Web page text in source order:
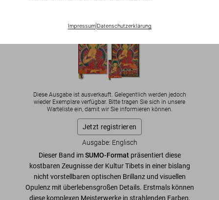
Impressum| Datenschutzerklärung
Weitere Ausgaben
Diese Ausgabe ist ausverkauft. Gelegentlich werden jedoch
wieder Exemplare verfügbar. Bitte tragen Sie sich in unsere
Warteliste ein, damit wir Sie informieren können.
Jetzt registrieren
Ausgabe: Englisch
Dieser Band imSUMO-Formatpräsentiert diese
kostbaren Zeugnisse der Kultur Tibets in einer bislang
nicht vorstellbaren optischen Brillanz und visuellen
Opulenz mit überlebensgroßen Details. Erstmals können
diese komplexen Meisterwerke in strahlenden Farben,